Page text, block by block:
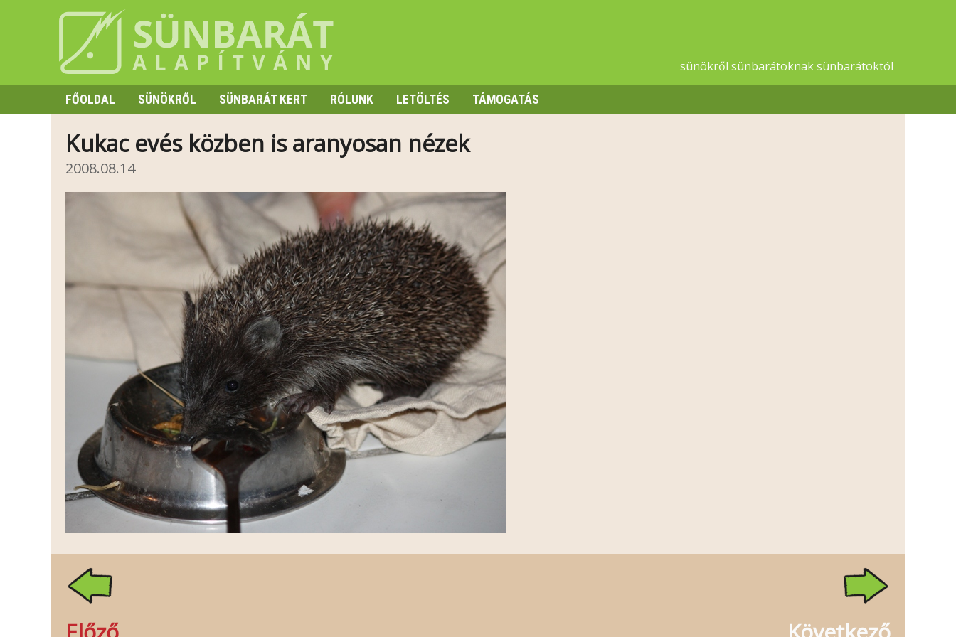
sünökről sünbarátoknak sünbarátoktól
FŐOLDAL
SÜNÖKRŐL
HIBERNÁCIÓ
SÜNBARÁT KERT RÓLUNK LETÖLTÉS TÁMOGATÁS
Kukac evés közben is aranyosan nézek
2008.08.14